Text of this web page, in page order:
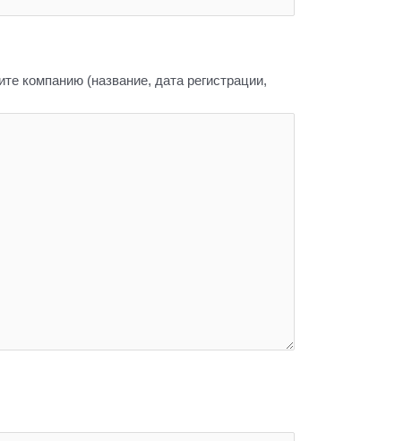
компанию (название, дата регистрации,